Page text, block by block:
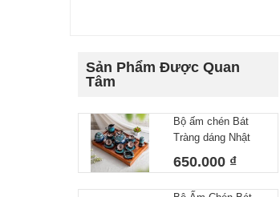
Sản Phẩm Được Quan
Tâm
Bộ ấm chén Bát
Tràng dáng Nhật
650.000 ₫